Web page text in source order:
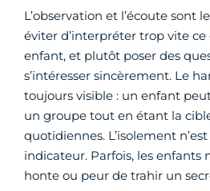
L’observation et l’écoute sont
éviter d’interpréter trop vite
enfant, et plutôt poser des
s’intéresser sincèrement. Le
toujours visible : un enfant
un groupe tout en étant la
quotidiennes. L’isolement
indicateur. Parfois, les enfants
honte ou peur de trahir un